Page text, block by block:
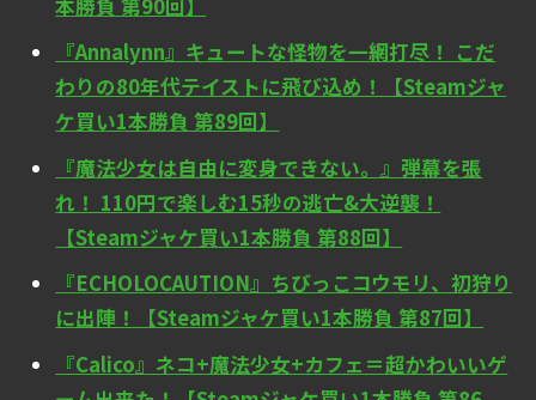
『Annalynn』キュートな怪物を一網打尽！ こだ
わりの80年代テイストに飛び込め！【Steamジャ
ケ買い1本勝負 第89回】
『魔法少女は自由に変身できない。』弾幕を張
れ！ 110円で楽しむ15秒の逃亡&大逆襲！
【Steamジャケ買い1本勝負 第88回】
『ECHOLOCAUTION』ちびっこコウモリ、初狩り
に出陣！【Steamジャケ買い1本勝負 第87回】
『Calico』ネコ+魔法少女+カフェ＝超かわいいゲ